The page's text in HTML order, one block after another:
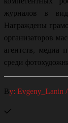
журналов в
Награждены
организаторов
агентств, медиа
среди
By: Evgeny_Lanin